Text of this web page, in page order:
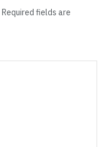
Required fields are